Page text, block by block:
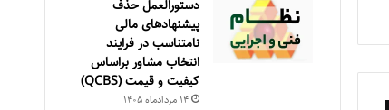
دستورالعمل حذف
پيشنهادهای مالی
نامتناسب در فرايند
انتخاب مشاور براساس
كيفيت و قيمت (QCBS)
۱۴ مرداد‌ماه ۱۴۰۵